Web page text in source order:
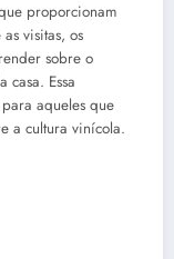
proporcionam
visitas, os
sobre o
casa. Essa
aqueles que
a cultura vinícola.